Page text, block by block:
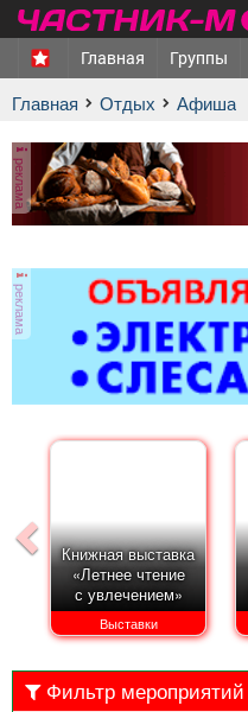
Главная Группы
Главная Отдых афиша
реклама
реклама
Книжная выставка
«Летнее чтение
с увлечением»
Выставки
Фильтр мероприятий